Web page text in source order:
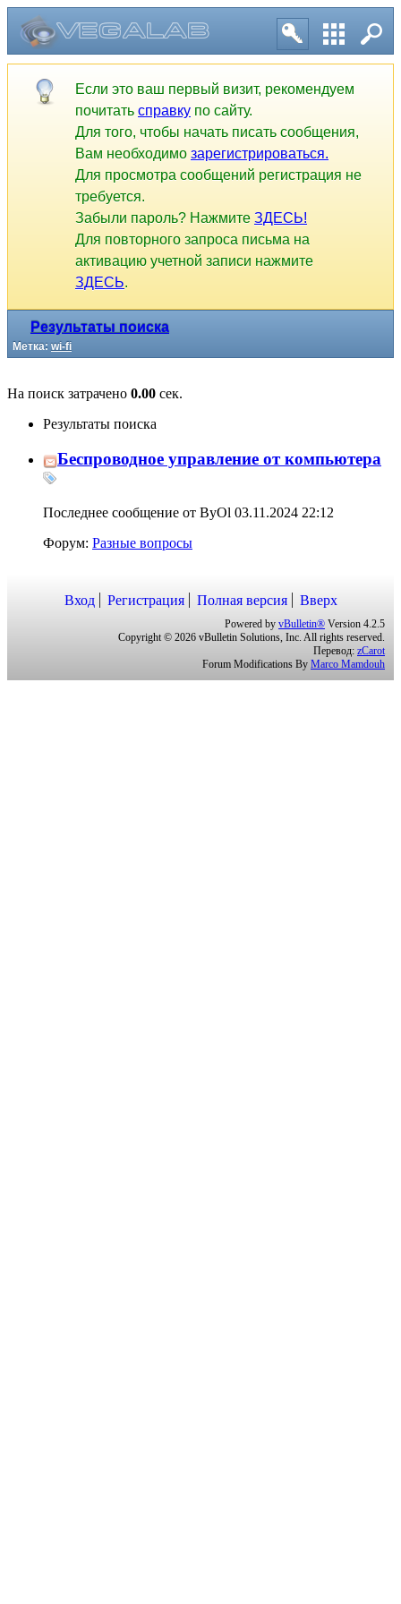
Если это ваш первый визит, рекомендуем
почитать справку по сайту.
Для того, чтобы начать писать сообщения,
Вам необходимо зарегистрироваться.
Для просмотра сообщений регистрация не
требуется.
Забыли пароль? Нажмите ЗДЕСЬ!
Для повторного запроса письма на
активацию учетной записи нажмите
ЗДЕСЬ.
Результаты поиска
Метка: wi-fi
На поиск затрачено 0.00 сек.
Результаты поиска
Беспроводное управление от компьютера
Последнее сообщение от ByOl 03.11.2024 22:12
Форум: Разные вопросы
Вход Регистрация Полная версия Вверх
Powered by vBulletin® Version 4.2.5
Copyright © 2026 vBulletin Solutions, Inc. All rights reserved.
Перевод: zCarot
Forum Modifications By Marco Mamdouh